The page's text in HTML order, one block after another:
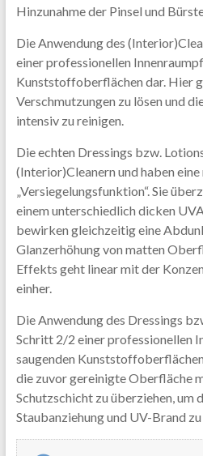
Hinzunahme der Pinsel und
Die Anwendung des
einer professionellen
Kunststoffoberflächen dar. Hier
Verschmutzungen zu lösen und
intensiv zu reinigen.
Die echten Dressings bzw.
(Interior)Cleanern und haben eine
„Versiegelungsfunktion“. Sie
einem unterschiedlich dicken
bewirken gleichzeitig eine
Glanzerhöhung von matten
Effekts geht linear mit der
einher.
Die Anwendung des Dressings
Schritt 2/2 einer professionellen
saugenden
die zuvor gereinigte Oberfläche
Schutzschicht zu überziehen, um
Staubanziehung und UV-Brand zu